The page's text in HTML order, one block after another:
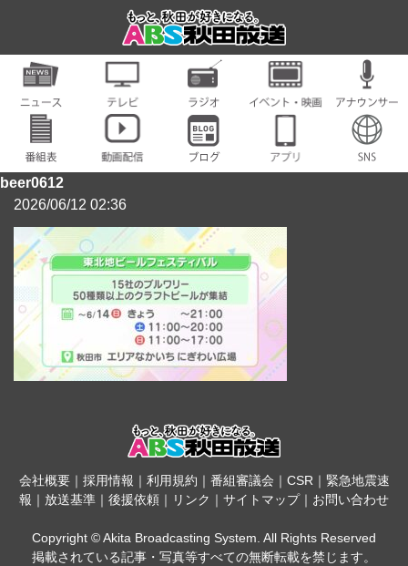
beer0612
2026/06/12 02:36
会社概要｜ 採用情報 ｜ 利用規約 ｜ 番組審議会 ｜ CSR｜ 緊急地震速
報 ｜ 放送基準 ｜ 後援依頼 ｜ リンク ｜ サイトマップ｜ お問い合わせ
Copyright © Akita Broadcasting System. All Rights Reserved
掲載されている記事・写真等すべての無断転載を禁じます。